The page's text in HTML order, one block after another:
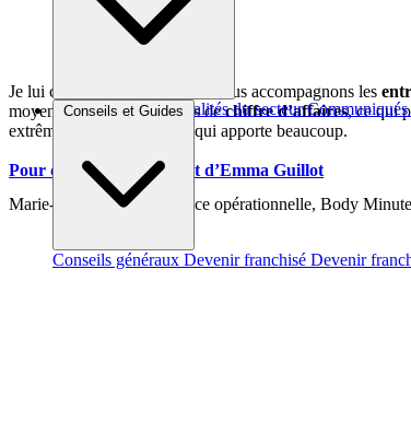
Brèves et actus Actualités du secteur Communiqués
Conseils et Guides
Conseils généraux Devenir franchisé Devenir
Je lui conseillerais de foncer. Nous accompagnons les
moyenne 2 millions d’euros dechiffre d’affaires, ce qui
extrêmement enrichissante qui apporte beaucoup.
Pour découvrir le podcast d’Emma Guillot
Marie-Laure Page, Directrice opérationnelle, Body Minute